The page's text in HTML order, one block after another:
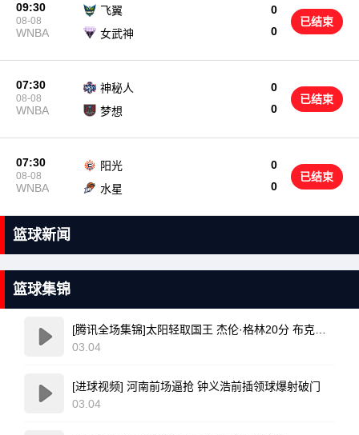
09:30
08-08
WNBA
飞翼
0
0
女武神
已结束
07:30
08-08
WNBA
神秘人
0
0
梦想
已结束
07:30
08-08
WNBA
阳光
0
0
水星
已结束
篮球新闻
篮球集锦
03.04
[进球视频] 河南前场逼抢 钟义浩前插领球爆射破门
03.04